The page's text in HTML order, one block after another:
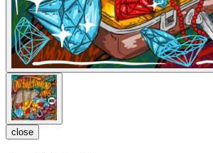
close